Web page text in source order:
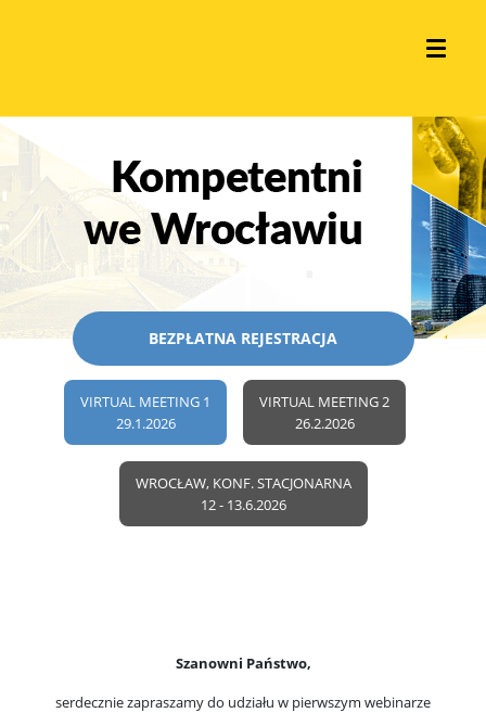
BEZPŁATNA REJESTRACJA
VIRTUAL MEETING 1
29.1.2026
VIRTUAL MEETING 2
26.2.2026
WROCŁAW, KONF. STACJONARNA
12 - 13.6.2026
Szanowni Państwo,
serdecznie zapraszamy do udziału w pierwszym webinarze